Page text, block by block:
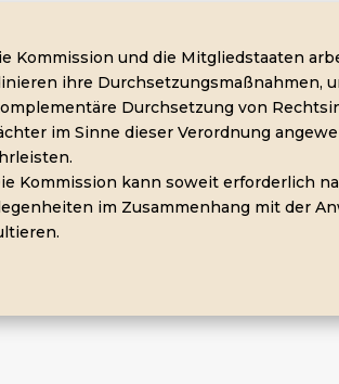
Kommission und die Mitgliedstaaten
ihre Durchsetzungsmaßnahmen,
Durchsetzung von
im Sinne dieser Verordnung
Kommission kann soweit erforderlich
im Zusammenhang mit der